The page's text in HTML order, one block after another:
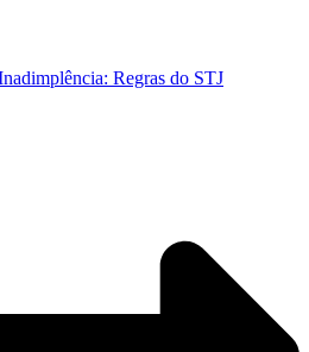
Regras do STJ